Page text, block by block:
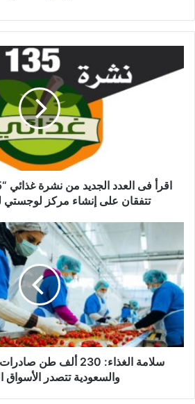
تتفقان على إنشاء مركز لوجستي
سلامة الغذاء: 230 ألف
والسعودية تتصدر الأسواق